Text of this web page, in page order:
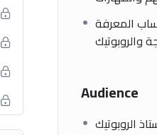
المعرفة
Audience